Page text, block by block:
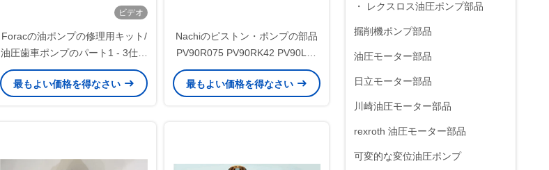
・ レクスロス油圧ポンプ部品
掘削機ポンプ部品
油圧モーター部品
日立モーター部品
川崎油圧モーター部品
rexroth 油圧モーター部品
可変的な変位油圧ポンプ
ビデオ
Foracの油ポンプの修理用キット/
油圧歯車ポンプのパート1 - 3仕事
日の出荷
最もよい価格を得なさい
Nachiのピストン・ポンプの部品
PV90R075 PV90RK42 PV90L42
利用できるISOは証明します
最もよい価格を得なさい